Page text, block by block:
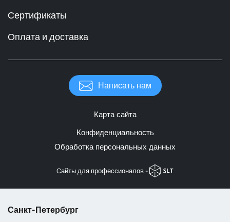
Сертификаты
Оплата и доставка
Написать нам
Карта сайта
Конфиденциальность
Обработка персональных данных
Cайты для профессионалов -
Санкт-Петербург